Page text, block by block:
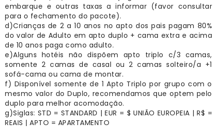
embarque e outras taxas a informar (favor consultar
para o fechamento do pacote).
d)Crianças de 2 a 10 anos no apto dos pais pagam 80%
do valor de Adulto em apto duplo + cama extra e acima
de 10 anos paga como adulto.
e)Alguns hotéis não dispõem apto triplo c/3 camas,
somente 2 camas de casal ou 2 camas solteiro/a +1
sofá-cama ou cama de montar.
f) Disponível somente de 1 Apto Triplo por grupo com o
mesmo valor do Duplo, recomendamos que optem pelo
duplo para melhor acomodação.
g)Siglas: STD = STANDARD | EUR = $ UNIÃO EUROPEIA | R$ =
REAIS | APTO = APARTAMENTO